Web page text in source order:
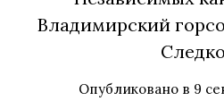
Владимирский
Опубликовано в 9